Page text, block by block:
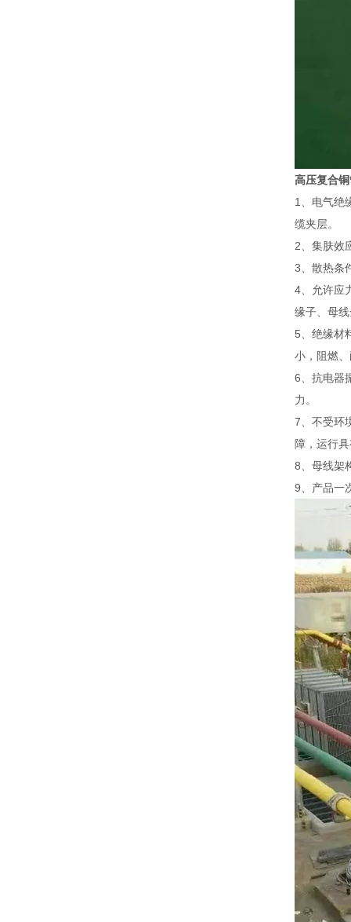
高压复合
1、电气绝
缆夹层。
2、集肤效
3、散热条
4、允许应
缘子、母
5、绝缘材
小，阻燃
6、抗电器
力。
7、不受环
障，运行
8、母线架
9、产品一